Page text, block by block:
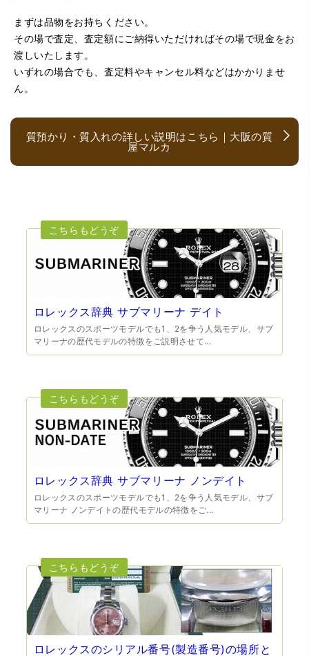
（京都府亀岡市）他店舗にも行きましたが、対応の方があ
まりお売りしたくないと思ったので、やめました。こちら
は電話対応からも誠実な印象でしたので、こちらでお売り
しようと思っておりました。この度はありがとうございま
す。
（大阪府大阪市）とても宝石に詳しく、また中古市場の仕
組みもお教えいただけ嬉しかったです。鑑別も素早く驚き
ました。宜しくお願いいたします。(楽器等、様々なジャン
ルに詳しいの流石の一言に尽きます)
（大阪府門真市）他店ではメール見積もりの時点で数千
円〜1万程度の見積もりでしたが、こちらのメールでの見積
もりは倍以上ちがうので利用させて頂きました。 対応も丁
寧で良かったです。
（大阪市東淀川区）出来るだけ安く買取られるのかな…?と
いう不安が最初は有りましたが、面倒な営業トークも一切
なく安心して任せられました。 ありがとうございます。
まずは品物をお持ちください。
その場で査定、査定額にご納得いただければその場で現金をお
渡しいたします。
いずれの場合でも、査定料やキャンセル料などはかかりませ
ん。
質預かり・質入れの詳しい説明はこちら｜大阪の質
屋マルカ
ロレックス辞典 サブマリーナ デイト
ロレックスのスポーツモデルでも1、2を争う人気モデル、サブ
マリーナの歴代モデルの特徴をご説明させて...
ロレックス辞典 サブマリーナ ノンデイト
ロレックスのスポーツモデルでも1、2を争う人気モデル、サブ
マリーナ ノンデイトの歴代モデルの特徴をご...
ロレックスのシリアル番号(製造番号)の場所と